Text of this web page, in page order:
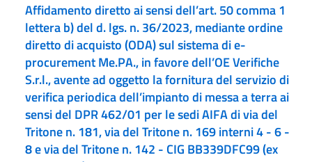
Affidamento diretto ai sensi dell’art. 50 comma 1
lettera b) del d. lgs. n. 36/2023, mediante ordine
diretto di acquisto (ODA) sul sistema di e-
procurement Me.PA., in favore dell’OE Verifiche
S.r.l., avente ad oggetto la fornitura del servizio di
verifica periodica dell’impianto di messa a terra ai
sensi del DPR 462/01 per le sedi AIFA di via del
Tritone n. 181, via del Tritone n. 169 interni 4 - 6 -
8 e via del Tritone n. 142 - CIG BB339DFC99 (ex